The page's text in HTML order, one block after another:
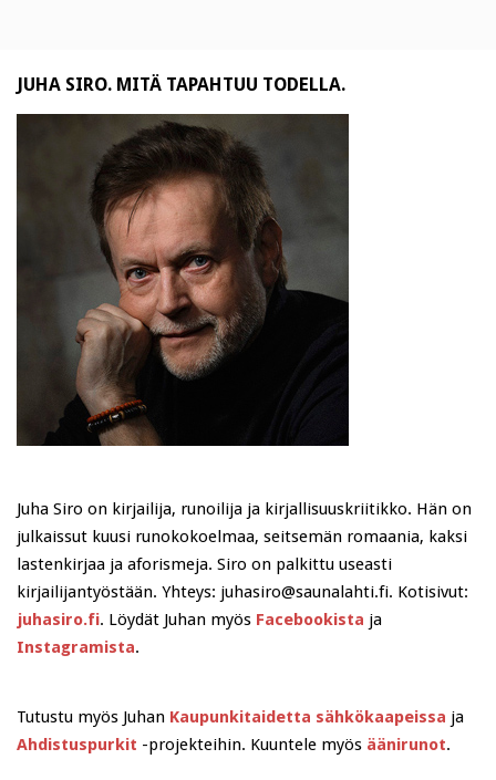
JUHA SIRO. MITÄ TAPAHTUU TODELLA.
Juha Siro on kirjailija, runoilija ja kirjallisuuskriitikko. Hän on
julkaissut kuusi runokokoelmaa, seitsemän romaania, kaksi
lastenkirjaa ja aforismeja. Siro on palkittu useasti
kirjailijantyöstään. Yhteys: juhasiro@saunalahti.fi. Kotisivut:
juhasiro.fi. Löydät Juhan myös Facebookista ja
Instagramista.
Tutustu myös Juhan Kaupunkitaidetta sähkökaapeissa ja
Ahdistuspurkit -projekteihin. Kuuntele myös äänirunot.